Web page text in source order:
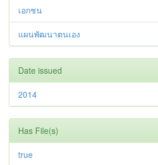
เอกชน
แผนพัฒนาตนเอง
Date issued
2014
Has File(s)
true